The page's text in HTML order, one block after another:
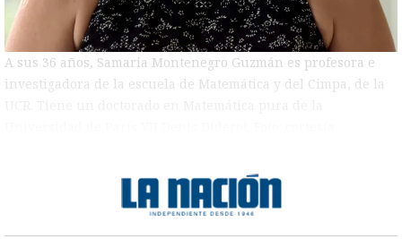
A sus 36 años, Samaria Montenegro Guzmán es profesora e
investigadora de la escuela de Matemática y del Cimpa, de la